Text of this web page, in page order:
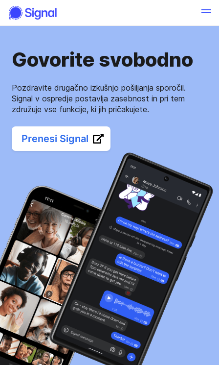
Govorite svobodno
Pozdravite drugačno izkušnjo pošiljanja sporočil.
Signal v ospredje postavlja zasebnost in pri tem
združuje vse funkcije, ki jih pričakujete.
Prenesi Signal